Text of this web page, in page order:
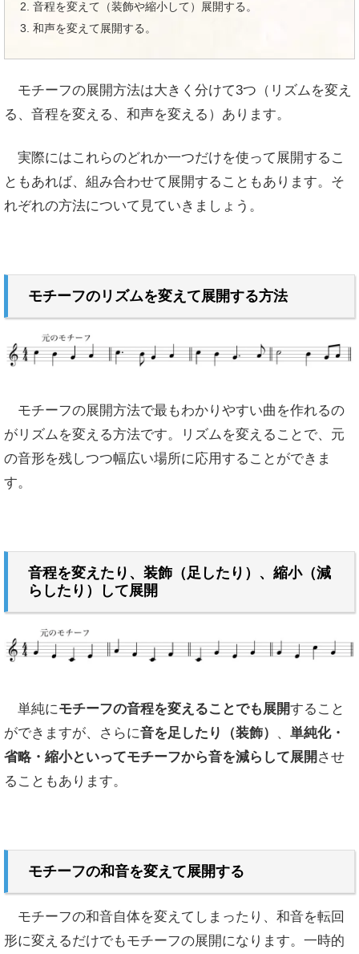
音程を変えて（装飾や縮小して）展開する。
和声を変えて展開する。
モチーフの展開方法は大きく分けて3つ（リズムを変え
る、音程を変える、和声を変える）あります。
実際にはこれらのどれか一つだけを使って展開するこ
ともあれば、組み合わせて展開することもあります。そ
れぞれの方法について見ていきましょう。
モチーフのリズムを変えて展開する方法
モチーフの展開方法で最もわかりやすい曲を作れるの
がリズムを変える方法です。リズムを変えることで、元
の音形を残しつつ幅広い場所に応用することができま
す。
音程を変えたり、装飾（足したり）、縮小（減
らしたり）して展開
単純にモチーフの音程を変えることでも展開すること
ができますが、さらに音を足したり（装飾） 、 単純化・
省略・縮小といってモチーフから音を減らして展開 させ
ることもあります。
モチーフの和音を変えて展開する
モチーフの和音自体を変えてしまったり、和音を転回
形に変えるだけでもモチーフの展開になります。一時的